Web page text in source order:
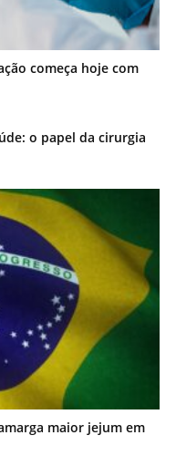
começa hoje com
o papel da cirurgia
maior jejum em